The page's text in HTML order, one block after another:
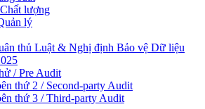
lượng
lý
thủ Luật & Nghị định Bảo vệ Dữ liệu
/ Pre Audit
thứ 2 / Second-party Audit
thứ 3 / Third-party Audit